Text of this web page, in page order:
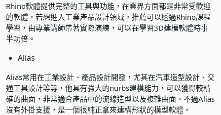
Rhino軟體提供完整的工具與功能，在業界方面都是非常受歡迎
的軟體，若想進入工業產品設計領域，推薦可以透過Rhino課程
學習，由專業講師帶著實際演練，可以在學習3D建模軟體時事
半功倍。
Alias
Alias常用在工業設計、產品設計開發，尤其在汽車造型設計、交
通工具設計等等，他具有強大的nurbs建模能力，可以獲得較精
確的曲面，非常適合產品中的流線造型以及複雜曲面。不過Alias
沒有外掛支援，是一個很純正拿來建構形狀的模型軟體。